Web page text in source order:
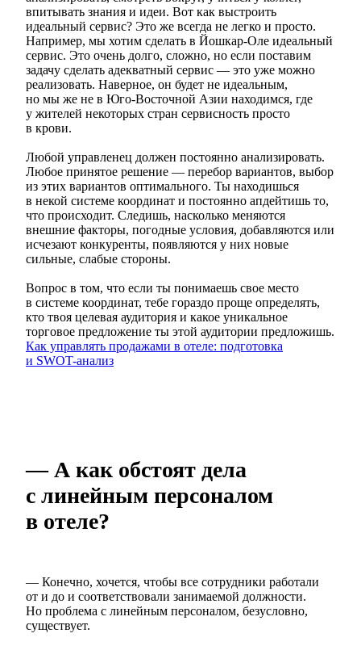
впитывать знания и идеи. Вот как выстроить
идеальный сервис? Это же всегда не легко и просто.
Например, мы хотим сделать в Йошкар-Оле идеальный
сервис. Это очень долго, сложно, но если поставим
задачу сделать адекватный сервис — это уже можно
реализовать. Наверное, он будет не идеальным,
но мы же не в Юго-Восточной Азии находимся, где
у жителей некоторых стран сервисность просто
в крови.
Любой управленец должен постоянно анализировать.
Любое принятое решение — перебор вариантов, выбор
из этих вариантов оптимального. Ты находишься
в некой системе координат и постоянно апдейтишь то,
что происходит. Следишь, насколько меняются
внешние факторы, погодные условия, добавляются или
исчезают конкуренты, появляются у них новые
сильные, слабые стороны.
Вопрос в том, что если ты понимаешь свое место
в системе координат, тебе гораздо проще определять,
кто твоя целевая аудитория и какое уникальное
торговое предложение ты этой аудитории предложишь.
Как управлять продажами в отеле: подготовка
и SWOT-анализ
— А как обстоят дела
с линейным персоналом
в отеле?
— Конечно, хочется, чтобы все сотрудники работали
от и до и соответствовали занимаемой должности.
Но проблема с линейным персоналом, безусловно,
существует.